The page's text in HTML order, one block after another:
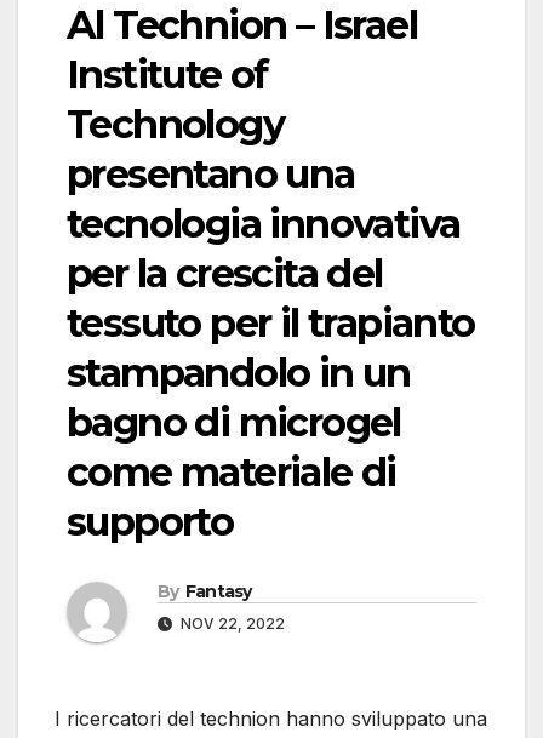
Al Technion – Israel
Institute of
Technology
presentano una
tecnologia innovativa
per la crescita del
tessuto per il trapianto
stampandolo in un
bagno di microgel
come materiale di
supporto
By Fantasy
NOV 22, 2022
I ricercatori del technion hanno sviluppato una